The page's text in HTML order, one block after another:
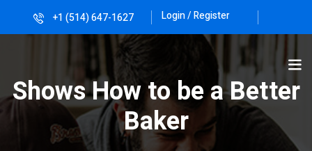
+1 (514) 647-1627 Login / Register
Shows How to be a Better
Baker
Sign in Sign up
Sign in
Don’t have an account?Sign up